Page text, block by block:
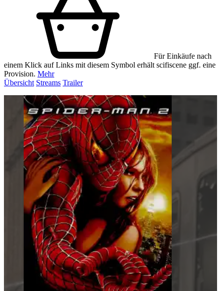
Für Einkäufe nach
einem Klick auf Links mit diesem Symbol erhält scifiscene ggf. eine
Provision. Mehr
Übersicht Streams Trailer